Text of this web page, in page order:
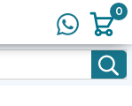
0
0